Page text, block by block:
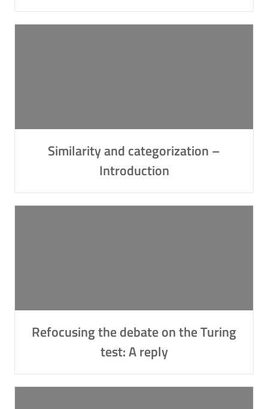
Similarity and categorization –
Introduction
Refocusing the debate on the Turing
test: A reply